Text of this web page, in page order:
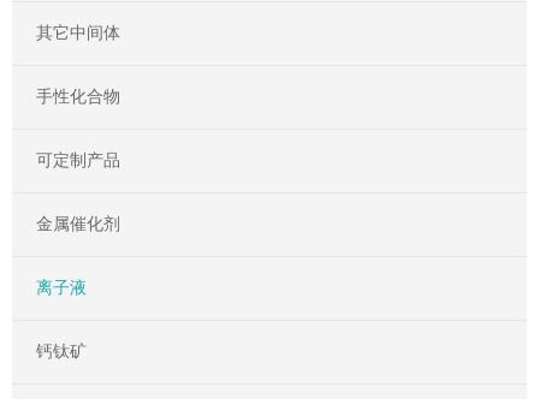
其它中间体
手性化合物
可定制产品
金属催化剂
离子液
钙钛矿